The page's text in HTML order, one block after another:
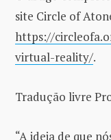
site Circle of
https://
virtual-reality/.
Tradução livre
“A ideia de que